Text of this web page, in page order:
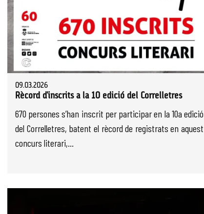
09.03.2026
Rècord d’inscrits a la 10 edició del Correlletres
670 persones s’han inscrit per participar en la 10a edició
del Correlletres, batent el rècord de registrats en aquest
concurs literari,...